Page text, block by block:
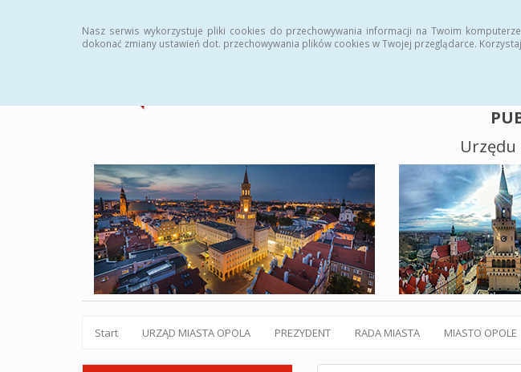
Nasz serwis wykorzystuje pliki cookies do przechowywania informacji na Twoim
dokonać zmiany ustawień dot. przechowywania plików cookies w Twojej przeglądarce.
Urzędu
Start URZĄD MIASTA OPOLA PREZYDENT RADA MIASTA MIASTO OPOLE